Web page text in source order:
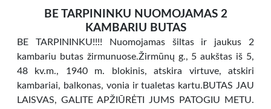
BE TARPININKU NUOMOJAMAS 2
KAMBARIU BUTAS
BE TARPININKU!!!! Nuomojamas šiltas ir jaukus 2
kambariu butas žirmunuose.Žirmūnų g., 5 aukštas iš 5,
48 kv.m., 1940 m. blokinis, atskira virtuve, atskiri
kambariai, balkonas, vonia ir tualetas kartu.BUTAS JAU
LAISVAS, GALITE APŽIŪRĖTI JUMS PATOGIU METU.